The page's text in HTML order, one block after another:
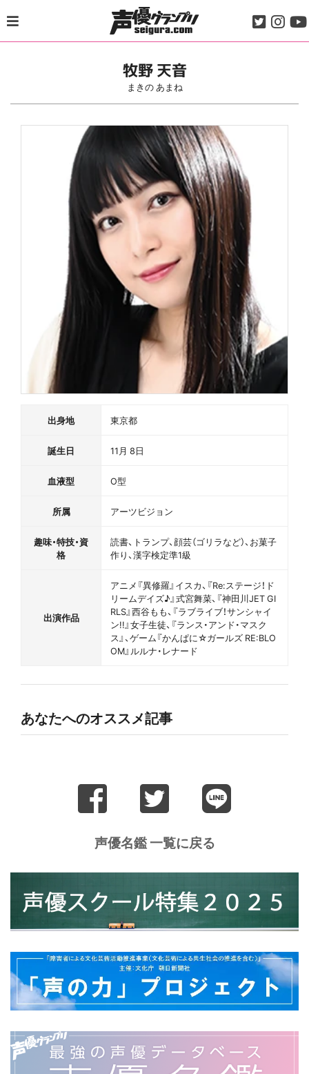
to
content
牧野 天音
まきの あまね
出身地 東京都
誕生日 11月 8日
血液型 O型
所属 アーツビジョン
趣味・特技・資
格
読書、トランプ、顔芸（ゴリラなど）、お菓子
作り、漢字検定準1級
出演作品
アニメ『異修羅』イスカ、『Re:ステージ！ド
リームデイズ♪』式宮舞菜、『神田川JET GI
RLS』西谷もも、『ラブライブ！サンシャイ
ン!!』女子生徒、『ランス・アンド・マスク
ス』、ゲーム『かんぱに☆ガールズ RE:BLO
OM』ルルナ・レナード
あなたへのオススメ記事
声優名鑑 一覧に戻る